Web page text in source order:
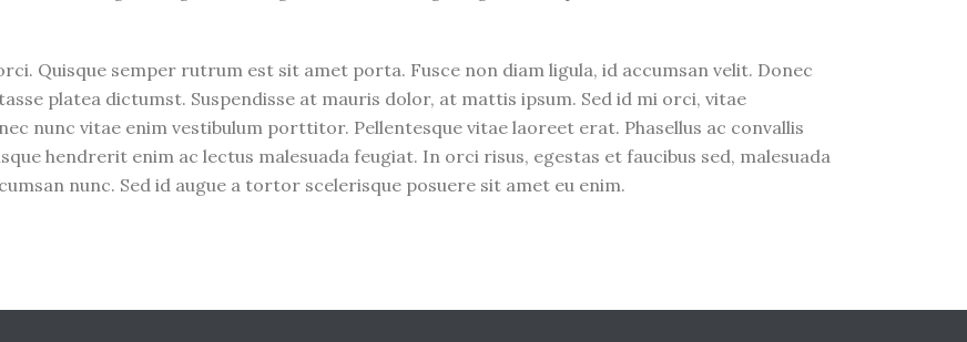
Quisque semper rutrum est sit amet porta. Fusce non diam ligula, id accumsan velit. Donec
platea dictumst. Suspendisse at mauris dolor, at mattis ipsum. Sed id mi orci, vitae
nunc vitae enim vestibulum porttitor. Pellentesque vitae laoreet erat. Phasellus ac convallis
hendrerit enim ac lectus malesuada feugiat. In orci risus, egestas et faucibus sed, malesuada
nunc. Sed id augue a tortor scelerisque posuere sit amet eu enim.